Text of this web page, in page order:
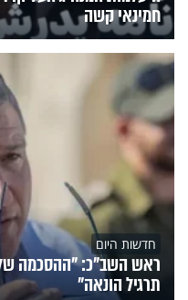
חמינאי קשה
חדשות היום
ראש השב"כ: "ההסכמה
תרגיל הונאה"